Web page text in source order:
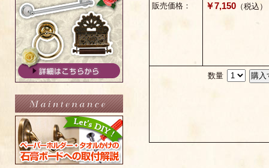
販売価格： ￥7,150 （税込
数量